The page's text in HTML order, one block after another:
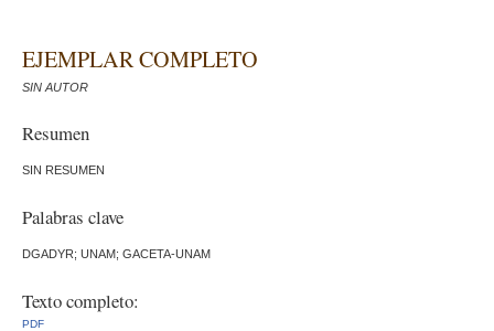
EJEMPLAR COMPLETO
SIN AUTOR
Resumen
SIN RESUMEN
Palabras clave
DGADYR; UNAM; GACETA-UNAM
Texto completo:
PDF